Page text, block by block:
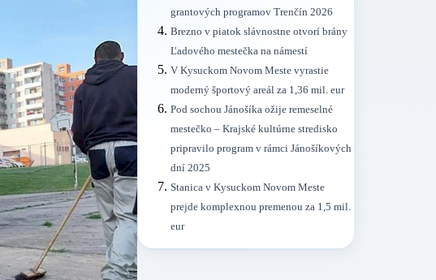
grantových programov Trenčín 2026
Brezno v piatok slávnostne otvorí brány
Ľadového mestečka na námestí
V Kysuckom Novom Meste vyrastie
moderný športový areál za 1,36 mil. eur
Pod sochou Jánošíka ožije remeselné
mestečko – Krajské kultúrne stredisko
pripravilo program v rámci Jánošíkových
dní 2025
Stanica v Kysuckom Novom Meste
prejde komplexnou premenou za 1,5 mil.
eur